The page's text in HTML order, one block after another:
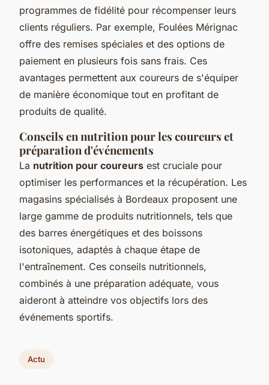
programmes de fidélité pour récompenser leurs
clients réguliers. Par exemple, Foulées Mérignac
offre des remises spéciales et des options de
paiement en plusieurs fois sans frais. Ces
avantages permettent aux coureurs de s'équiper
de manière économique tout en profitant de
produits de qualité.
Conseils en nutrition pour les coureurs et
préparation d'événements
La nutrition pour coureurs est cruciale pour
optimiser les performances et la récupération. Les
magasins spécialisés à Bordeaux proposent une
large gamme de produits nutritionnels, tels que
des barres énergétiques et des boissons
isotoniques, adaptés à chaque étape de
l'entraînement. Ces conseils nutritionnels,
combinés à une préparation adéquate, vous
aideront à atteindre vos objectifs lors des
événements sportifs.
Actu